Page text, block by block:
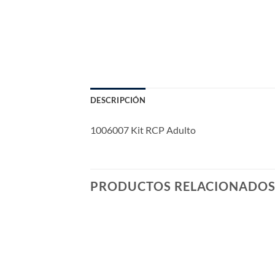
DESCRIPCIÓN
1006007 Kit RCP Adulto
PRODUCTOS RELACIONADOS